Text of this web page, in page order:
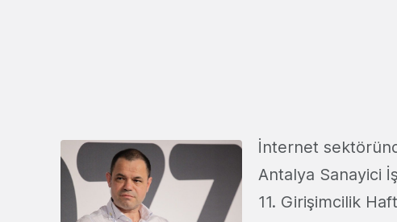
İnternet
Antalya Sanayici
11. Girişimcilik